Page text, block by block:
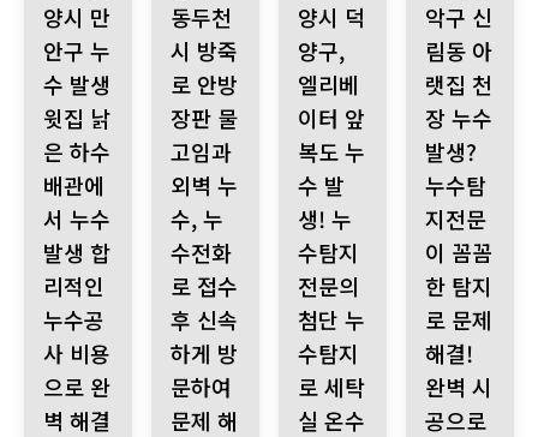
양시 만
안구 누
수 발생
윗집 낡
은 하수
배관에
서 누수
발생 합
리적인
누수공
사 비용
으로 완
벽 해결
동두천
시 방죽
로 안방
장판 물
고임과
외벽 누
수, 누
수전화
로 접수
후 신속
하게 방
문하여
문제 해
양시 덕
양구,
엘리베
이터 앞
복도 누
수 발
생! 누
수탐지
전문의
첨단 누
수탐지
로 세탁
실 온수
악구 신
림동 아
랫집 천
장 누수
발생?
누수탐
지전문
이 꼼꼼
한 탐지
로 문제
해결!
완벽 시
공으로